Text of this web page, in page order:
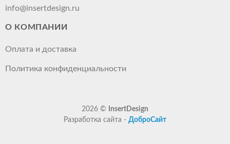
info@insertdesign.ru
О КОМПАНИИ
Оплата и доставка
Политика конфиденциальности
2026 ©
InsertDesign
Разработка сайта - ДоброСайт